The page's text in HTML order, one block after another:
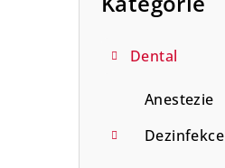
Dental
Anestezie
Dezinfekce